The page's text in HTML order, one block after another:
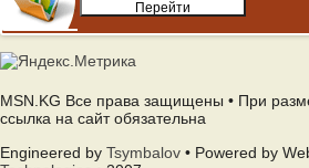
MSN.KG Все права защищены • При
ссылка на сайт обязательна
Engineered by Tsymbalov • Powered by